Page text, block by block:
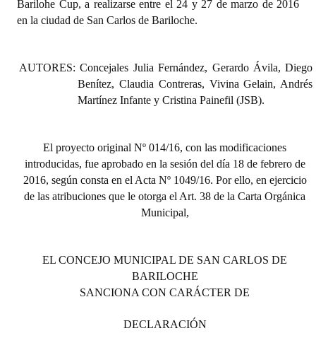
Banca del Vecino - Registro
Antiguos Pobladores - Registro
Reconocimientos - Registro
Entrega de distinciones
REFORMA DE LA CARTA ORGÁNICA
Barilohe Cup, a realizarse entre el 24 y 27 de marzo de 2016
en la ciudad de San Carlos de Bariloche.
AUTORES: Concejales Julia Fernández, Gerardo Ávila, Diego
Benítez, Claudia Contreras, Vivina Gelain, Andrés
Martínez Infante y Cristina Painefil (JSB).
El proyecto original Nº 014/16, con las modificaciones
introducidas, fue aprobado en la sesión del día 18 de febrero de
2016, según consta en el Acta Nº 1049/16. Por ello, en ejercicio
de las atribuciones que le otorga el Art. 38 de la Carta Orgánica
Municipal,
EL CONCEJO MUNICIPAL DE SAN CARLOS DE
BARILOCHE
SANCIONA CON CARÁCTER DE
DECLARACIÓN